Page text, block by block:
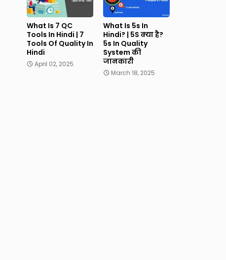
What Is 7 QC
Tools In Hindi | 7
Tools Of Quality In
Hindi
April 02, 2025
What Is 5s In
Hindi? | 5S क्या है?
5s In Quality
System की
जानकारी
March 18, 2025